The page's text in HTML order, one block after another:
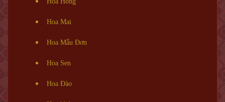
Hoa Mai
Hoa Mẫu Đơn
Hoa Sen
Hoa Đào